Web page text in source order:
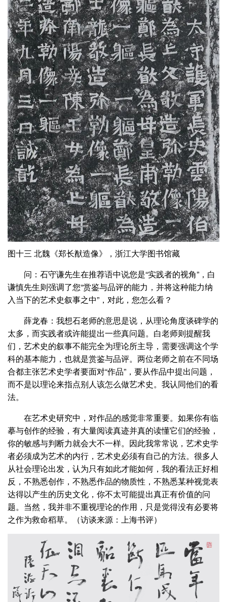
图十三 北魏《郑长猷造像》，浙江大学图书馆藏
问：石守谦先生在推荐语中说您是“实践者的视角”，白
谦慎先生则强调了您“赏鉴与品评的能力，并将这种能力纳
入当下的艺术史叙事之中”，对此，您怎么看？
薛龙春：我想石老师的意思是说，从理论角度谈碑学的
太多，而实践者或许能提出一些真问题。白老师则提醒我
们，艺术史的叙事不能完全为理论所主导，需要强调这个学
科的基本能力，也就是赏鉴与品评。两位老师之前在不同场
合都主张艺术史学者要面对“作品”，要从作品中提出问题，
而不是以理论来指点别人该怎么做艺术史。我认同他们的看
法。
在艺术史研究中，对作品的感觉非常重要。如果你有临
摹与创作的经验，有大量阅读真迹并真的读懂它们的经验，
你的敏感与判断力就会大不一样。因此我常常说，艺术史学
者必须成为艺术的内行，艺术史必须有自己的方法。很多人
从社会理论出发，认为只有如此才能如何，我的看法正好相
反，不熟悉创作，不熟悉作品的物质性，不熟悉某种视觉表
达得以产生的历史文化，你不太可能提出真正有价值的问
题。当然，我并非不重视理论的作用，只是觉得没有必要将
之作为救命稻草。（访谈来源：上海书评）